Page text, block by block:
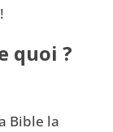
quoi ?
Bible la